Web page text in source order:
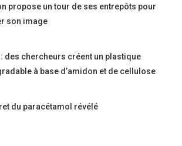
propose un tour de ses entrepôts pour
son image
des chercheurs créent un plastique
à base d’amidon et de cellulose
du paracétamol révélé